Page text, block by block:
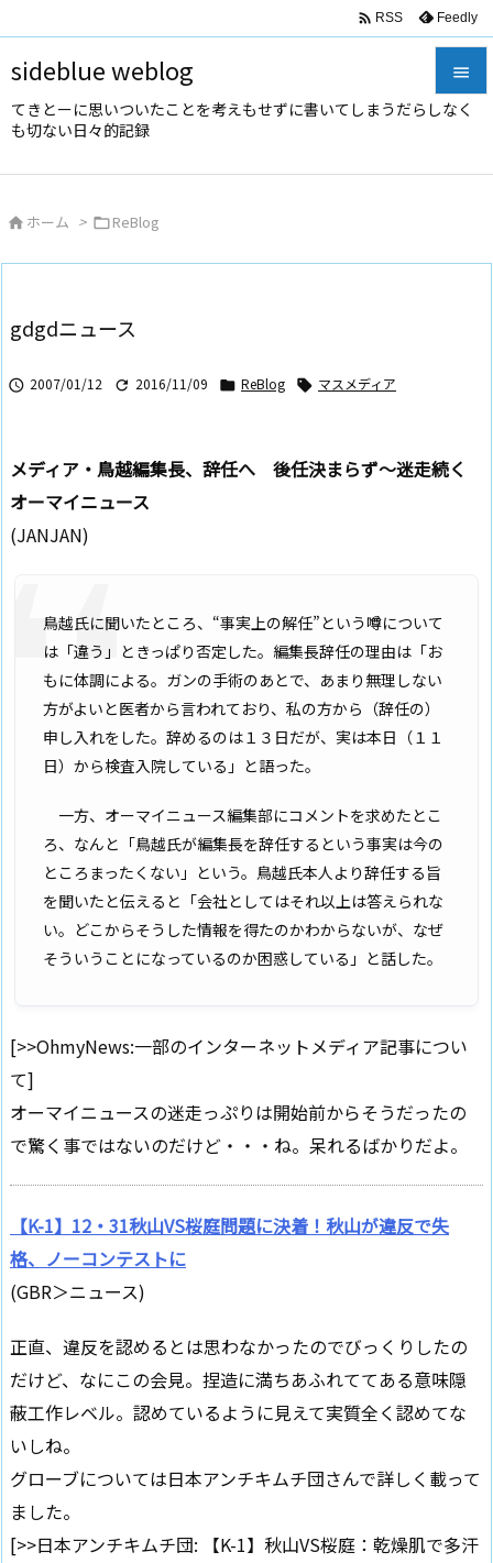
sideblue weblog
てきとーに思いついたことを考えもせずに書いてしまうだらしなく
も切ない日々的記録



 RSS Feedly
 ホーム > ReBlog
gdgdニュース
 2007/01/12  2016/11/09  ReBlog  マスメディア
メディア・鳥越編集長、辞任へ 後任決まらず～迷走続く
オーマイニュース
(JANJAN)
鳥越氏に聞いたところ、“事実上の解任”という噂について
は「違う」ときっぱり否定した。編集長辞任の理由は「お
もに体調による。ガンの手術のあとで、あまり無理しない
方がよいと医者から言われており、私の方から（辞任の）
申し入れをした。辞めるのは１３日だが、実は本日（１１
日）から検査入院している」と語った。
一方、オーマイニュース編集部にコメントを求めたとこ
ろ、なんと「鳥越氏が編集長を辞任するという事実は今の
ところまったくない」という。鳥越氏本人より辞任する旨
を聞いたと伝えると「会社としてはそれ以上は答えられな
い。どこからそうした情報を得たのかわからないが、なぜ
そういうことになっているのか困惑している」と話した。
[>>OhmyNews:一部のインターネットメディア記事につい
て]
オーマイニュースの迷走っぷりは開始前からそうだったの
で驚く事ではないのだけど・・・ね。呆れるばかりだよ。
【K-1】12・31秋山VS桜庭問題に決着！秋山が違反で失
格、ノーコンテストに
(GBR＞ニュース)
正直、違反を認めるとは思わなかったのでびっくりしたの
だけど、なにこの会見。捏造に満ちあふれててある意味隠
蔽工作レベル。認めているように見えて実質全く認めてな
いしね。
グローブについては日本アンチキムチ団さんで詳しく載って
ました。
[>>日本アンチキムチ団: 【K-1】秋山VS桜庭：乾燥肌で多汗